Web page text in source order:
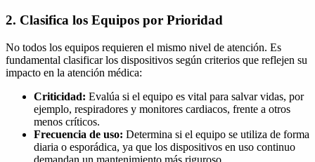
2. Clasifica los Equipos por Prioridad
No todos los equipos requieren el mismo nivel de atención. Es
fundamental clasificar los dispositivos según criterios que reflejen su
impacto en la atención médica:
Criticidad: Evalúa si el equipo es vital para salvar vidas, por
ejemplo, respiradores y monitores cardiacos, frente a otros
menos críticos.
Frecuencia de uso: Determina si el equipo se utiliza de forma
diaria o esporádica, ya que los dispositivos en uso continuo
demandan un mantenimiento más riguroso.